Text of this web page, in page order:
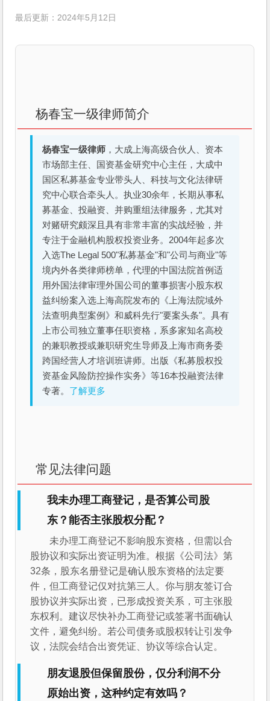
最后更新：2024年5月12日
杨春宝一级律师简介
杨春宝一级律师 ，大成上海高级合伙人、资本
市场部主任、国资基金研究中心主任，大成中
国区私募基金专业带头人、科技与文化法律研
究中心联合牵头人。执业30余年，长期从事私
募基金、投融资、并购重组法律服务，尤其对
对赌研究颇深且具有非常丰富的实战经验，并
专注于金融机构股权投资业务。2004年起多次
入选The Legal 500"私募基金"和"公司与商业"等
境内外各类律师榜单，代理的中国法院首例适
用外国法律审理外国公司的董事损害小股东权
益纠纷案入选上海高院发布的《上海法院域外
法查明典型案例》和威科先行"要案头条"。具有
上市公司独立董事任职资格，系多家知名高校
的兼职教授或兼职研究生导师及上海市商务委
跨国经营人才培训班讲师。出版《私募股权投
资基金风险防控操作实务》等16本投融资法律
专著。 了解更多
常见法律问题
我未办理工商登记，是否算公司股
东？能否主张股权分配？
未办理工商登记不影响股东资格，但需以合
股协议和实际出资证明为准。根据《公司法》第
32条，股东名册登记是确认股东资格的法定要
件，但工商登记仅对抗第三人。你与朋友签订合
股协议并实际出资，已形成投资关系，可主张股
东权利。建议尽快补办工商登记或签署书面确认
文件，避免纠纷。若公司债务或股权转让引发争
议，法院会结合出资凭证、协议等综合认定。
朋友退股但保留股份，仅分利润不分
原始出资，这种约定有效吗？